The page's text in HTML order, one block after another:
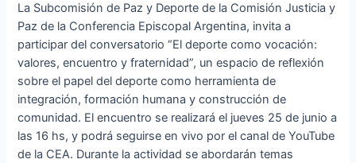
La Subcomisión de Paz y Deporte de la Comisión Justicia y
Paz de la Conferencia Episcopal Argentina, invita a
participar del conversatorio “El deporte como vocación:
valores, encuentro y fraternidad”, un espacio de reflexión
sobre el papel del deporte como herramienta de
integración, formación humana y construcción de
comunidad. El encuentro se realizará el jueves 25 de junio a
las 16 hs, y podrá seguirse en vivo por el canal de YouTube
de la CEA. Durante la actividad se abordarán temas